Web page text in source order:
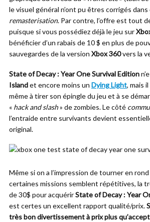
le visuel général n’ont pu êtres corrigés
remasterisation. Par contre, l’offre est tout
puisque si vous possédiez déjà le jeu sur
bénéficier d’un rabais de 10 $ en plus de
sauvegardes de la version Xbox 360vers la
State of Decay : Year One Survival Edition
Islandet encore moins un Dying Light, mais
même à tirer son épingle du jeu et à se
« hack and slash» de zombies. Le côté
l’entraide entre survivants devient
original.
Même si on a l’impression de tourner en
certaines missions semblent répétitives, la
de 30$ pour acquérirState of Decay : Year
est certes un excellent rapport qualité/prix.
très bon divertissement à prix plus